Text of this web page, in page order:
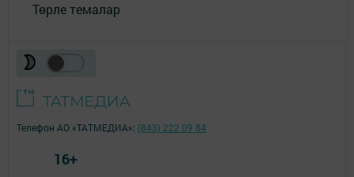
Төрле темалар
Телефон АО «ТАТМЕДИА»: (843) 222 09 84
16+